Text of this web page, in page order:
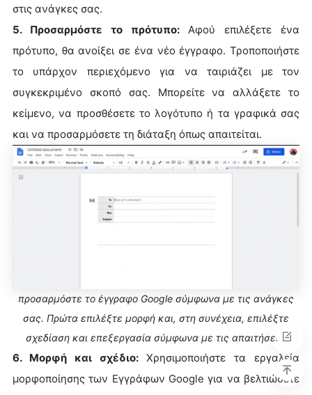
στις ανάγκες σας.
5. Προσαρμόστε το πρότυπο: Αφού επιλέξετε ένα
πρότυπο, θα ανοίξει σε ένα νέο έγγραφο. Τροποποιήστε
το υπάρχον περιεχόμενο για να ταιριάζει με τον
συγκεκριμένο σκοπό σας. Μπορείτε να αλλάξετε το
κείμενο, να προσθέσετε το λογότυπο ή τα γραφικά σας
και να προσαρμόσετε τη διάταξη όπως απαιτείται.
προσαρμόστε το έγγραφο Google σύμφωνα με τις ανάγκες
σας. Πρώτα επιλέξτε μορφή και, στη συνέχεια, επιλέξτε
σχεδίαση και επεξεργασία σύμφωνα με τις απαιτήσεις.
6. Μορφή και σχέδιο: Χρησιμοποιήστε τα εργαλεία
μορφοποίησης των Εγγράφων Google για να βελτιώσετε